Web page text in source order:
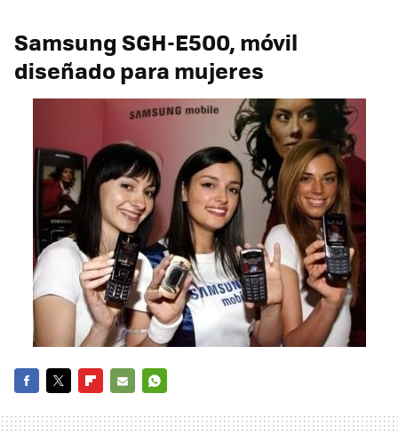
Samsung SGH-E500, móvil
diseñado para mujeres